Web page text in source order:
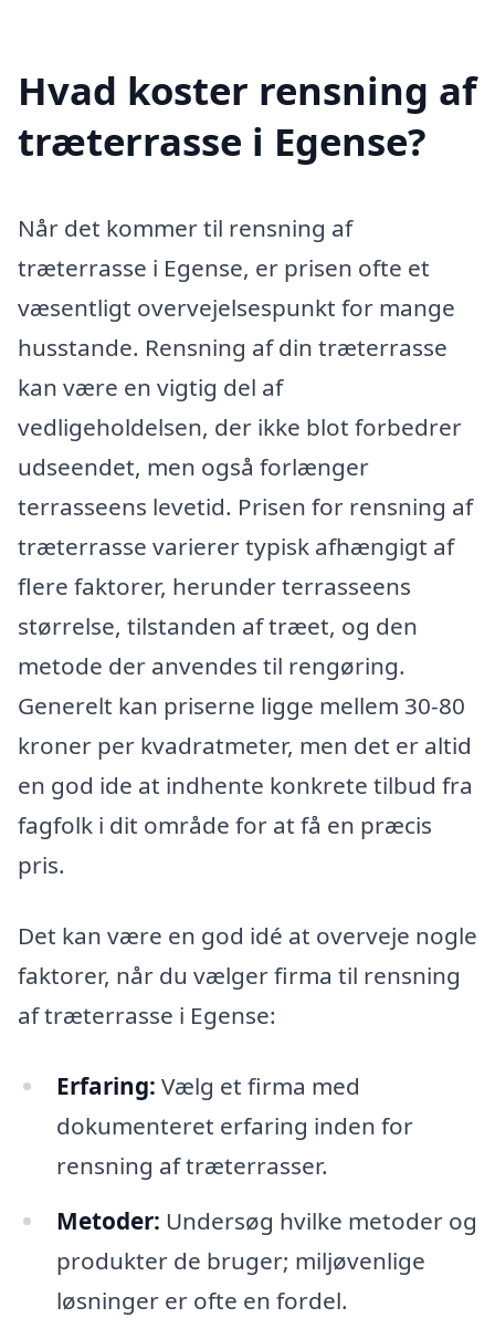
Hvad koster rensning af
træterrasse i Egense?
Når det kommer til rensning af
træterrasse i Egense, er prisen ofte et
væsentligt overvejelsespunkt for mange
husstande. Rensning af din træterrasse
kan være en vigtig del af
vedligeholdelsen, der ikke blot forbedrer
udseendet, men også forlænger
terrasseens levetid. Prisen for rensning af
træterrasse varierer typisk afhængigt af
flere faktorer, herunder terrasseens
størrelse, tilstanden af træet, og den
metode der anvendes til rengøring.
Generelt kan priserne ligge mellem 30-80
kroner per kvadratmeter, men det er altid
en god ide at indhente konkrete tilbud fra
fagfolk i dit område for at få en præcis
pris.
Det kan være en god idé at overveje nogle
faktorer, når du vælger firma til rensning
af træterrasse i Egense:
Erfaring: Vælg et firma med
dokumenteret erfaring inden for
rensning af træterrasser.
Metoder: Undersøg hvilke metoder og
produkter de bruger; miljøvenlige
løsninger er ofte en fordel.